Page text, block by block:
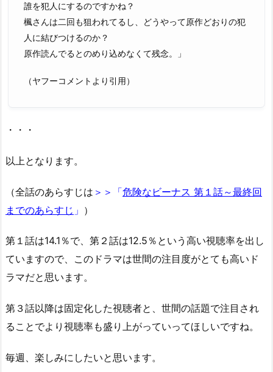
誰を犯人にするのですかね？
楓さんは二回も狙われてるし、どうやって原作どおりの犯
人に結びつけるのか？
原作読んでるとのめり込めなくて残念。」
（ヤフーコメントより引用）
・・・
以上となります。
（全話のあらすじは ＞＞「危険なビーナス 第１話～最終回
までのあらすじ 」 ）
第１話は14.1％で、第２話は12.5％という高い視聴率を出し
ていますので、このドラマは世間の注目度がとても高いド
ラマだと思います。
第３話以降は固定化した視聴者と、世間の話題で注目され
ることでより視聴率も盛り上がっていってほしいですね。
毎週、楽しみにしたいと思います。